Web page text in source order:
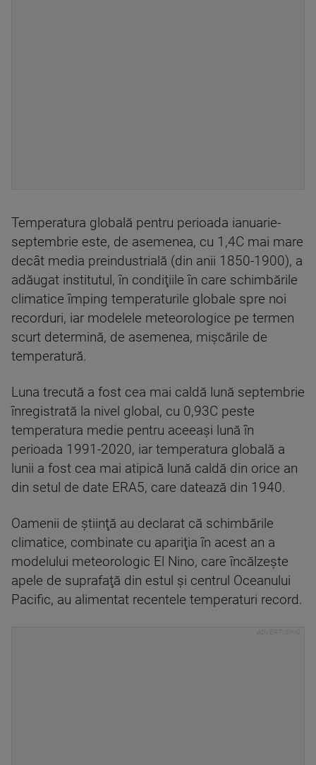
Temperatura globală pentru perioada ianuarie-
septembrie este, de asemenea, cu 1,4C mai mare
decât media preindustrială (din anii 1850-1900), a
adăugat institutul, în condiţiile în care schimbările
climatice împing temperaturile globale spre noi
recorduri, iar modelele meteorologice pe termen
scurt determină, de asemenea, mişcările de
temperatură.
Luna trecută a fost cea mai caldă lună septembrie
înregistrată la nivel global, cu 0,93C peste
temperatura medie pentru aceeaşi lună în
perioada 1991-2020, iar temperatura globală a
lunii a fost cea mai atipică lună caldă din orice an
din setul de date ERA5, care datează din 1940.
Oamenii de ştiinţă au declarat că schimbările
climatice, combinate cu apariţia în acest an a
modelului meteorologic El Nino, care încălzeşte
apele de suprafaţă din estul şi centrul Oceanului
Pacific, au alimentat recentele temperaturi record.